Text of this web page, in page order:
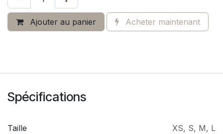
Ajouter au panier Acheter maintenant
Spécifications
Taille XS, S, M, L